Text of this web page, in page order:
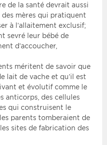
de la santé devrait aussi
mères qui pratiquent
à l’allaitement exclusif;
sevré leur bébé de
d’accoucher,
méritent de savoir que
lait de vache et qu’il est
et évolutif comme le
anticorps, des cellules
qui construisent le
parents tomberaient de
sites de fabrication des